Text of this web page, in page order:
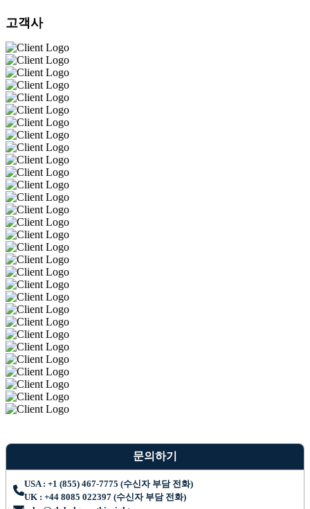
고객사
문의하기
USA : +1 (855) 467-7775 (수신자 부담 전화)
UK : +44 8085 022397 (수신자 부담 전화)